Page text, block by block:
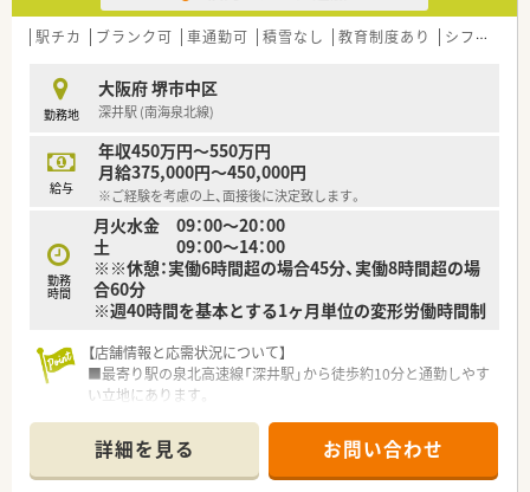
■在宅実施店舗は年々増加しており、在宅医療へもしっかりと関
わる事ができます。
時短勤務ができるよう変更予定です。
■年間休日が120日とワークライフバランスが整っています
■日用品から常備薬まで、従業員割引制度など嬉しいメリットも
たくさんあります！
駅チカ ブランク可 車通勤可 積雪なし 教育制度あり シフト制
勤務地
大阪府 堺市中区
深井駅 (南海泉北線)
給与
年収450万円～550万円
月給375,000円～450,000円
※ご経験を考慮の上、面接後に決定致します。
勤務
時間
月火水金 09：00～20：00
土 09：00～14：00
※※休憩：実働6時間超の場合45分、実働8時間超の場
合60分
※週40時間を基本とする1ヶ月単位の変形労働時間制
【店舗情報と応需状況について】
■最寄り駅の泉北高速線「深井駅」から徒歩約10分と通勤しやす
い立地にあります。
35枚と落ち着いています。
■薬剤師は常時2名から3名体制で、事務員も複数名在籍し、協力
して業務を進めています。
詳細を見る お問い合わせ